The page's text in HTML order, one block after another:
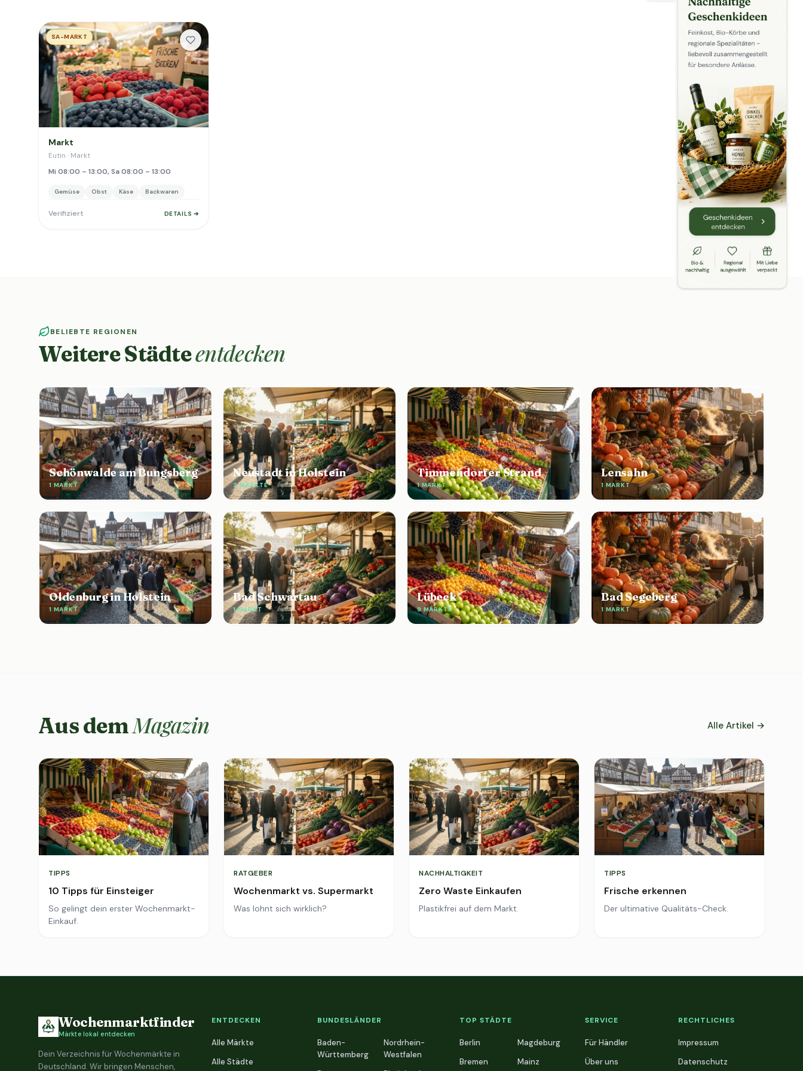
SA-MARKT
Markt
Eutin · Markt
Mi 08:00 – 13:00, Sa 08:00 – 13:00
Gemüse Obst Käse Backwaren
Verifiziert DETAILS ➔
BELIEBTE REGIONEN
Weitere Städteentdecken
Schönwalde am Bungsberg
1 MARKT
Neustadt in Holstein
2 MÄRKTE
Timmendorfer Strand
1 MARKT
Lensahn
1 MARKT
Oldenburg in Holstein
1 MARKT
Bad Schwartau
1 MARKT
Lübeck
9 MÄRKTE
Bad Segeberg
1 MARKT
Aus demMagazin Alle Artikel →
TIPPS
10 Tipps für Einsteiger
So gelingt dein erster Wochenmarkt-
Einkauf.
RATGEBER
Wochenmarkt vs. Supermarkt
Was lohnt sich wirklich?
NACHHALTIGKEIT
Zero Waste Einkaufen
Plastikfrei auf dem Markt.
TIPPS
Frische erkennen
Der ultimative Qualitäts-Check.
Wochenmarktfinder
Märkte lokal entdecken
Dein Verzeichnis für Wochenmärkte in
Deutschland. Wir bringen Menschen,
ENTDECKEN
Alle Märkte
Alle Städte
BUNDESLÄNDER
Baden-
Württemberg
Nordrhein-
Westfalen
TOP STÄDTE
Berlin
Bremen
Magdeburg
Mainz
SERVICE
Für Händler
Über uns
RECHTLICHES
Impressum
Datenschutz